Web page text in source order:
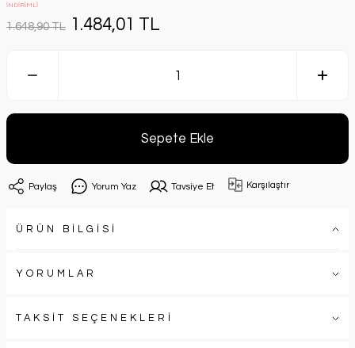
İNDİRİMLİ
1.648,90 TL 1.484,01 TL
Sepete Ekle
Paylaş Yorum Yaz Tavsiye Et Karşılaştır
ÜRÜN BİLGİSİ
YORUMLAR
TAKSİT SEÇENEKLERİ